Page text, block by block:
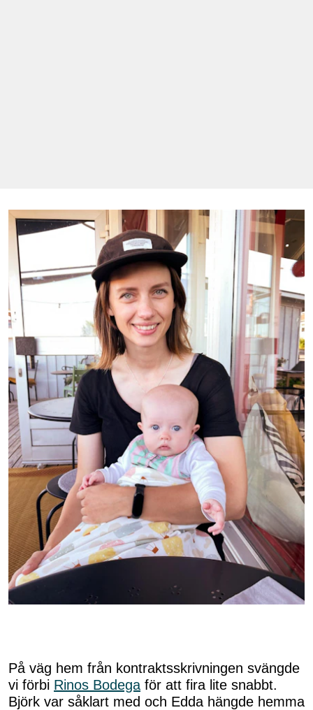
På väg hem från kontraktsskrivningen svängde
vi förbi Rinos Bodega för att fira lite snabbt.
Björk var såklart med och Edda hängde hemma